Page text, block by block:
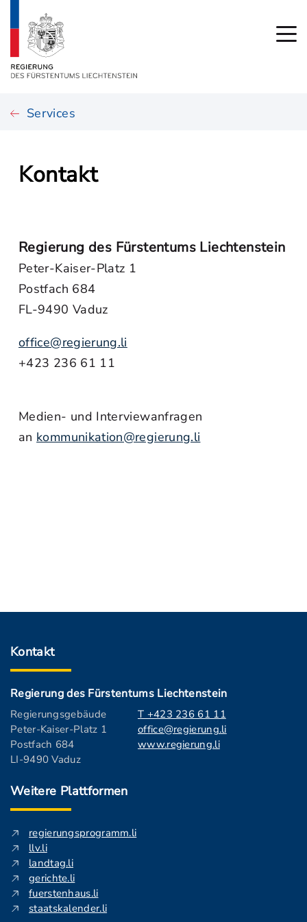
Services
Kontakt
Regierung des Fürstentums Liechtenstein
Peter-Kaiser-Platz 1
Postfach 684
FL-9490 Vaduz
office@regierung.li
+423 236 61 11
Medien- und Interviewanfragen
an kommunikation@regierung.li
Kontakt
Regierung des Fürstentums Liechtenstein
Regierungsgebäude
Peter-Kaiser-Platz 1
Postfach 684
LI-9490 Vaduz
T +423 236 61 11
office@regierung.li
www.regierung.li
Weitere Plattformen
regierungsprogramm.li
llv.li
landtag.li
gerichte.li
fuerstenhaus.li
staatskalender.li